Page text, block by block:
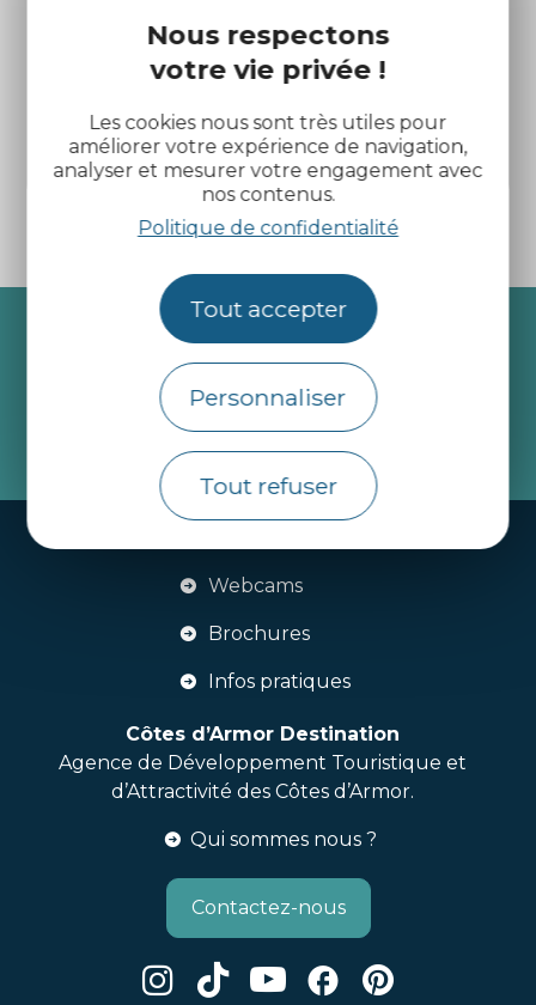
Nous respectons
votre vie privée !
Les cookies nous sont très utiles pour
améliorer votre expérience de navigation,
analyser et mesurer votre engagement avec
nos contenus.
Politique de confidentialité
Tout accepter
Personnaliser
Tout refuser
Réserve naturelle nationale de la
Baie de Saint-Brieuc
Saint-Brieuc
Recevez l’actualité des
Côtes d’Armor
je m'abonne
Webcams
Brochures
Infos pratiques
Côtes d’Armor Destination
Agence de Développement Touristique et
d’Attractivité des Côtes d’Armor.
Qui sommes nous ?
Contactez-nous